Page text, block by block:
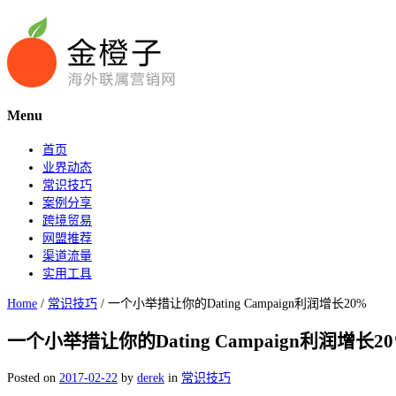
Menu
首页
业界动态
常识技巧
案例分享
跨境贸易
网盟推荐
渠道流量
实用工具
Home / 常识技巧 / 一个小举措让你的Dating Campaign利润增长20%
一个小举措让你的Dating Campaign利润增长
Posted on 2017-02-22 by derek in 常识技巧